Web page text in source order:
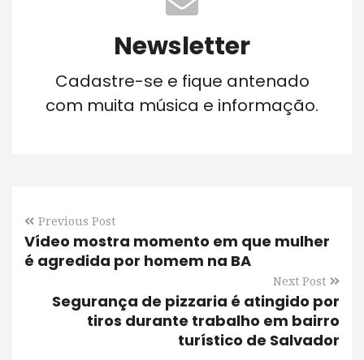
Newsletter
Cadastre-se e fique antenado
com muita música e informação.
Previous Post
Vídeo mostra momento em que mulher
é agredida por homem na BA
Next Post
Segurança de pizzaria é atingido por
tiros durante trabalho em bairro
turístico de Salvador